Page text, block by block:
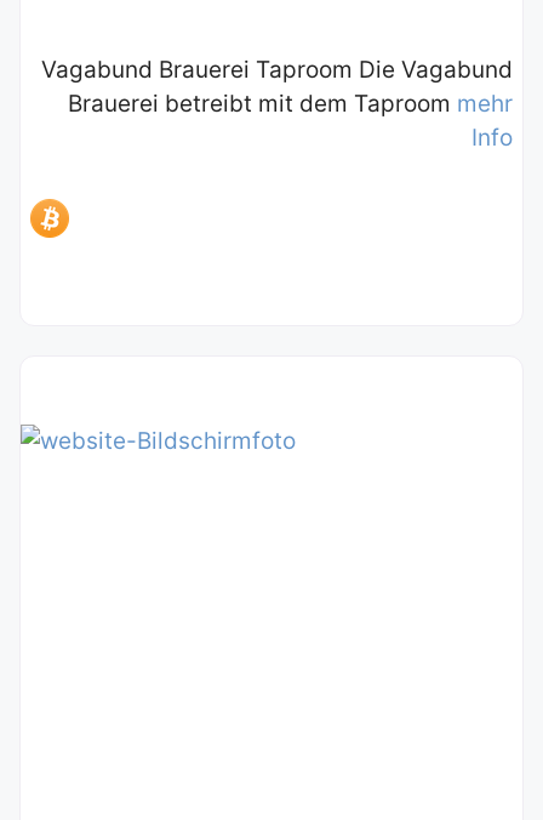
Vagabund Brauerei Taproom Die Vagabund
Brauerei betreibt mit dem Taproom mehr
Info